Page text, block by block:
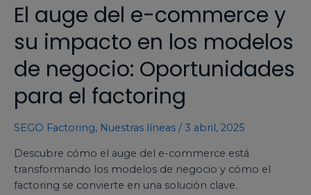
El auge del e-commerce y
su impacto en los modelos
de negocio: Oportunidades
para el factoring
SEGO Factoring, Nuestras líneas / 3 abril, 2025
Descubre cómo el auge del e-commerce está
transformando los modelos de negocio y cómo el
factoring se convierte en una solución clave.